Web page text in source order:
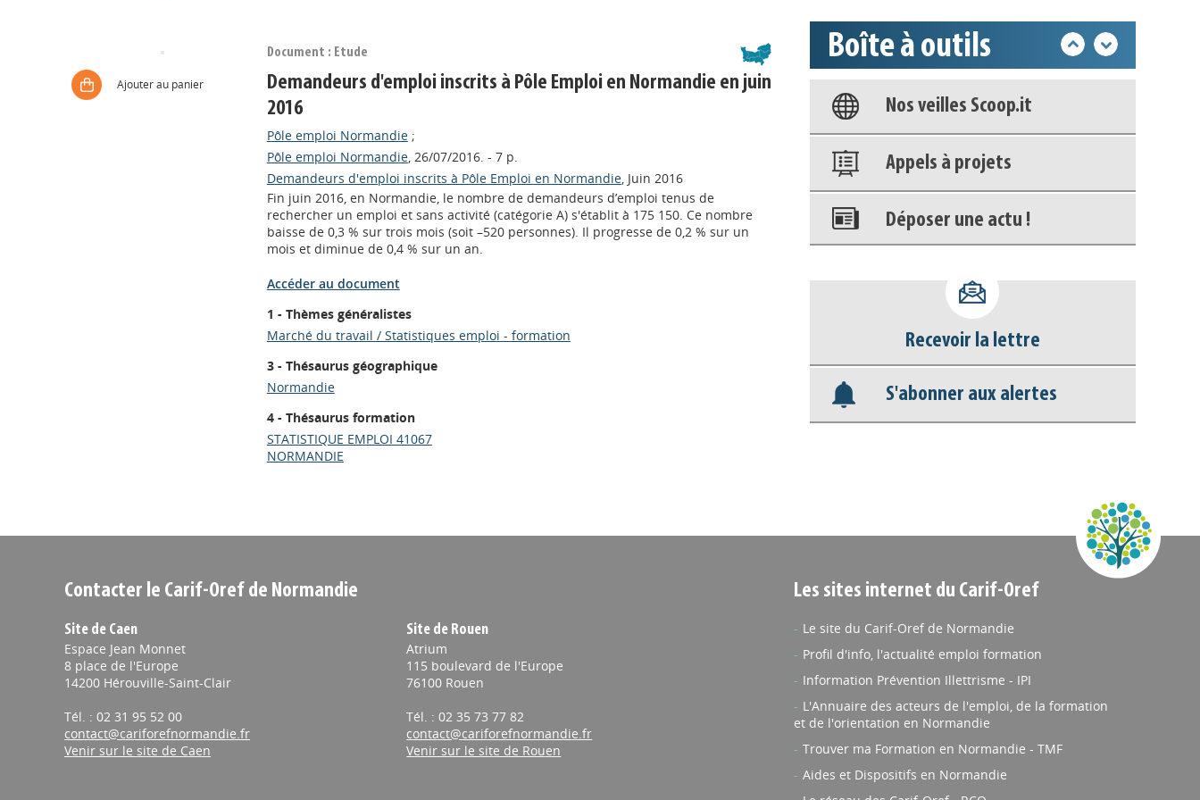
Ajouter au panier
Document : Etude
Demandeurs d'emploi inscrits à Pôle Emploi en Normandie en juin
2016
Pôle emploi Normandie;
Pôle emploi Normandie, 26/07/2016. - 7 p.
Demandeurs d'emploi inscrits à Pôle Emploi en Normandie, Juin 2016
Fin juin 2016, en Normandie, le nombre de demandeurs d’emploi tenus de
rechercher un emploi et sans activité (catégorie A) s'établit à 175 150. Ce nombre
baisse de 0,3 % sur trois mois (soit –520 personnes). Il progresse de 0,2 % sur un
mois et diminue de 0,4 % sur un an.
Accéder au document
1 - Thèmes généralistes
Marché du travail / Statistiques emploi - formation
3 - Thésaurus géographique
Normandie
4 - Thésaurus formation
STATISTIQUE EMPLOI 41067
NORMANDIE
Boîte à outils
Base documentaire
Nos veilles Scoop.it
Appels à projets
Déposer une actu !
déconnecter)
Base documentaire
Nos veilles Scoop.it
Recevoir la lettre
S'abonner aux alertes
Contacter le Carif-Oref de Normandie
Site de Caen
Espace Jean Monnet
8 place de l'Europe
14200 Hérouville-Saint-Clair
Tél. : 02 31 95 52 00
contact@cariforefnormandie.fr
Venir sur le site de Caen
Site de Rouen
Atrium
115 boulevard de l'Europe
76100 Rouen
Tél. : 02 35 73 77 82
contact@cariforefnormandie.fr
Venir sur le site de Rouen
Les sites internet du Carif-Oref
Le site du Carif-Oref de Normandie
Profil d'info, l'actualité emploi formation
Information Prévention Illettrisme - IPI
L'Annuaire des acteurs de l'emploi, de la formation
et de l'orientation en Normandie
Trouver ma Formation en Normandie - TMF
Aides et Dispositifs en Normandie